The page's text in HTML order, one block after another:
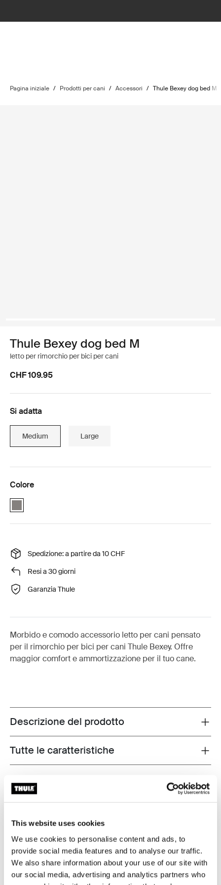
This website uses cookies
We use cookies to personalise content and ads, to
provide social media features and to analyse our traffic.
We also share information about your use of our site with
our social media, advertising and analytics partners who
Pagina iniziale / Prodotti per cani / Accessori / Thule Bexey dog bed M
Thule Bexey dog bed M
letto per rimorchio per bici per cani
CHF 109.95
Si adatta
Medium Large
Colore
Gray (selected)
Spedizione: a partire da 10 CHF
Resi a 30 giorni
Garanzia Thule
Morbido e comodo accessorio letto per cani pensato
per il rimorchio per bici per cani Thule Bexey. Offre
maggior comfort e ammortizzazione per il tuo cane.
Toggle overview
Descrizione del prodotto
Toggle features
Tutte le caratteristiche
Toggle overview
Revisioni